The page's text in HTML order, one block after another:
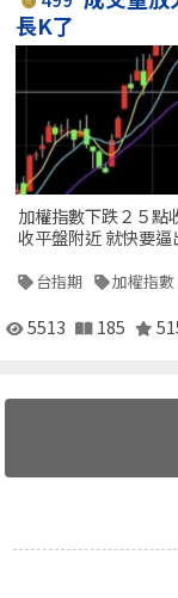
長K了
加權指數下跌２５點
收平盤附近 就快要
台指期 加權指數
5513 185